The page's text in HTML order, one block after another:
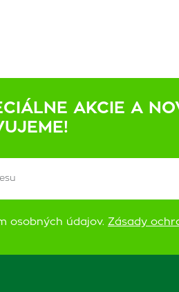
AKCIE A
osobných údajov. Zásady